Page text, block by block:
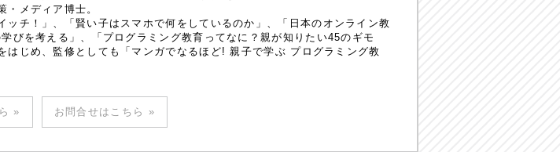
・メディア博士。
ッチ！」、「賢い子はスマホで何をしているのか」、「日本のオンライン教
びを考える」、「プログラミング教育ってなに？親が知りたい45のギモ
はじめ、監修としても「マンガでなるほど! 親子で学ぶ プログラミング教
» お問合せはこちら »